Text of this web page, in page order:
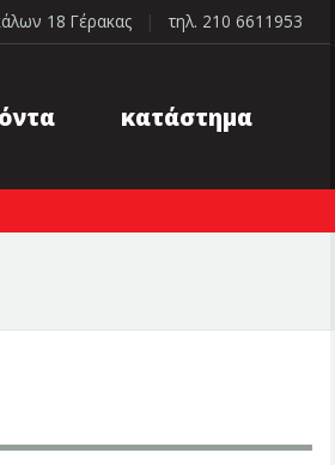
18 Γέρακας | τηλ. 210 6611953
κατάστημα